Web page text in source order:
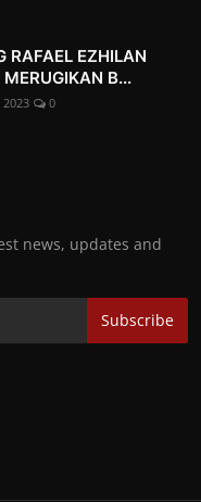
RAFAEL EZHILAN
B...
2023 0
news, updates and
Subscribe